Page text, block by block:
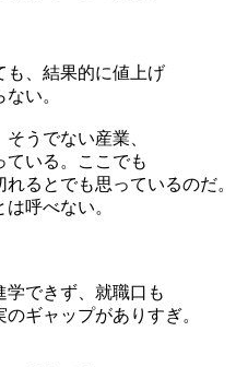
、結果的に値上げ
い。
うでない産業、
ている。ここでも
るとでも思っているのだ。
呼べない。
できず、就職口も
ギャップがありすぎ。